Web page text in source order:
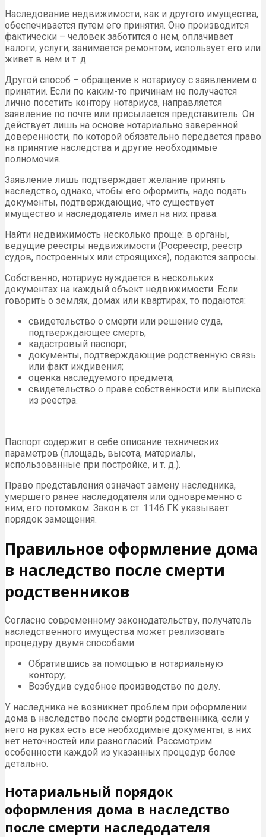
Наследование недвижимости, как и другого имущества,
обеспечивается путем его принятия. Оно производится
фактически – человек заботится о нем, оплачивает
налоги, услуги, занимается ремонтом, использует его или
живет в нем и т. д.
Другой способ – обращение к нотариусу с заявлением о
принятии. Если по каким-то причинам не получается
лично посетить контору нотариуса, направляется
заявление по почте или присылается представитель. Он
действует лишь на основе нотариально заверенной
доверенности, по которой обязательно передается право
на принятие наследства и другие необходимые
полномочия.
Заявление лишь подтверждает желание принять
наследство, однако, чтобы его оформить, надо подать
документы, подтверждающие, что существует
имущество и наследодатель имел на них права.
Найти недвижимость несколько проще: в органы,
ведущие реестры недвижимости (Росреестр, реестр
судов, построенных или строящихся), подаются запросы.
Собственно, нотариус нуждается в нескольких
документах на каждый объект недвижимости. Если
говорить о землях, домах или квартирах, то подаются:
свидетельство о смерти или решение суда,
подтверждающее смерть;
кадастровый паспорт;
документы, подтверждающие родственную связь
или факт иждивения;
оценка наследуемого предмета;
свидетельство о праве собственности или выписка
из реестра.
Паспорт содержит в себе описание технических
параметров (площадь, высота, материалы,
использованные при постройке, и т. д.).
Право представления означает замену наследника,
умершего ранее наследодателя или одновременно с
ним, его потомком. Закон в ст. 1146 ГК указывает
порядок замещения.
Правильное оформление дома
в наследство после смерти
родственников
Согласно современному законодательству, получатель
наследственного имущества может реализовать
процедуру двумя способами:
Обратившись за помощью в нотариальную
контору;
Возбудив судебное производство по делу.
У наследника не возникнет проблем при оформлении
дома в наследство после смерти родственника, если у
него на руках есть все необходимые документы, в них
нет неточностей или разногласий. Рассмотрим
особенности каждой из указанных процедур более
детально.
Нотариальный порядок
оформления дома в наследство
после смерти наследодателя